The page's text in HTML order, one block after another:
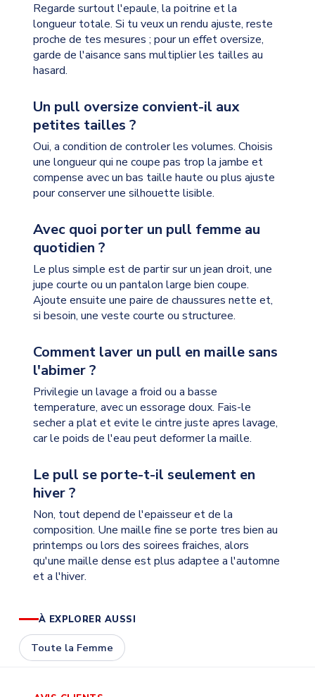
Regarde surtout l'epaule, la poitrine et la
longueur totale. Si tu veux un rendu ajuste, reste
proche de tes mesures ; pour un effet oversize,
garde de l'aisance sans multiplier les tailles au
hasard.
Un pull oversize convient-il aux
petites tailles ?
Oui, a condition de controler les volumes. Choisis
une longueur qui ne coupe pas trop la jambe et
compense avec un bas taille haute ou plus ajuste
pour conserver une silhouette lisible.
Avec quoi porter un pull femme au
quotidien ?
Le plus simple est de partir sur un jean droit, une
jupe courte ou un pantalon large bien coupe.
Ajoute ensuite une paire de chaussures nette et,
si besoin, une veste courte ou structuree.
Comment laver un pull en maille sans
l'abimer ?
Privilegie un lavage a froid ou a basse
temperature, avec un essorage doux. Fais-le
secher a plat et evite le cintre juste apres lavage,
car le poids de l'eau peut deformer la maille.
Le pull se porte-t-il seulement en
hiver ?
Non, tout depend de l'epaisseur et de la
composition. Une maille fine se porte tres bien au
printemps ou lors des soirees fraiches, alors
qu'une maille dense est plus adaptee a l'automne
et a l'hiver.
À EXPLORER AUSSI
Toute la Femme